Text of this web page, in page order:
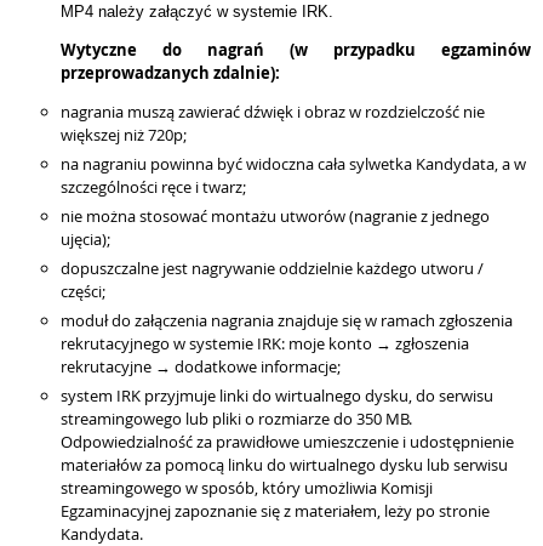
MP4 należy załączyć w systemie IRK.
Wytyczne do nagrań (w przypadku egzaminów
przeprowadzanych zdalnie):
nagrania muszą zawierać dźwięk i obraz w rozdzielczość nie
większej niż 720p;
na nagraniu powinna być widoczna cała sylwetka Kandydata, a w
szczególności ręce i twarz;
nie można stosować montażu utworów (nagranie z jednego
ujęcia);
dopuszczalne jest nagrywanie oddzielnie każdego utworu /
części;
moduł do załączenia nagrania znajduje się w ramach zgłoszenia
rekrutacyjnego w systemie IRK: moje konto → zgłoszenia
rekrutacyjne → dodatkowe informacje;
system IRK przyjmuje linki do wirtualnego dysku, do serwisu
streamingowego lub pliki o rozmiarze do 350 MB.
Odpowiedzialność za prawidłowe umieszczenie i udostępnienie
materiałów za pomocą linku do wirtualnego dysku lub serwisu
streamingowego w sposób, który umożliwia Komisji
Egzaminacyjnej zapoznanie się z materiałem, leży po stronie
Kandydata.